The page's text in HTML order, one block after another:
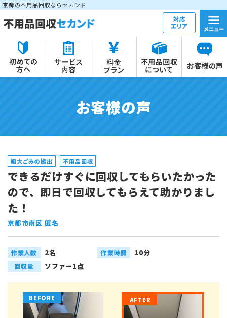
京都の不用品回収ならセカンド
お客様の声
粗大ごみの搬出 不用品回収
できるだけすぐに回収してもらいたかった
ので、即日で回収してもらえて助かりまし
た！
京都市南区 匿名
作業人数 2名 作業時間 10分
回収量 ソファー1点